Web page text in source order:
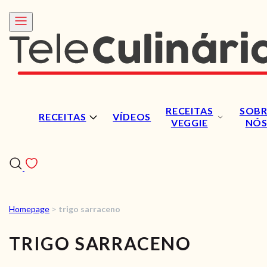
RECEITAS VÍDEOS
RECEITAS
VEGGIE
NÓS
VÍDEOS
Homepage > trigo sarraceno
TRIGO SARRACENO